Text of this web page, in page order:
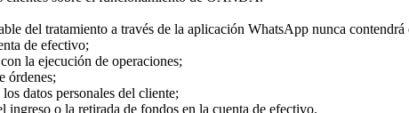
del tratamiento a través de la aplicación WhatsApp nunca
de efectivo;
la ejecución de operaciones;
órdenes;
datos personales del cliente;
ingreso o la retirada de fondos en la cuenta de efectivo.